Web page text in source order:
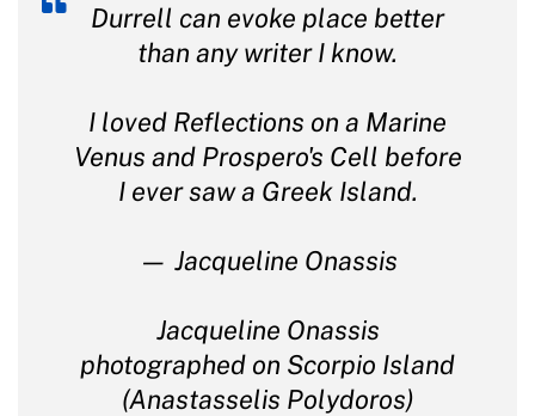
Durrell can evoke place better
than any writer I know.
I loved Reflections on a Marine
Venus and Prospero's Cell before
I ever saw a Greek Island.
— Jacqueline Onassis
Jacqueline Onassis
photographed on Scorpio Island
(Anastasselis Polydoros)